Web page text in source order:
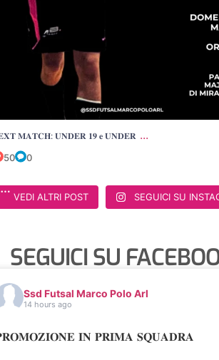
𝐌𝐀𝐓𝐂𝐇: 𝐔𝐍𝐃𝐄𝐑 𝟏𝟗 𝐞 𝐔𝐍𝐃𝐄𝐑 ...
50 0
VEDI ALTRI POST SEGUICI SU
SEGUICI SU
Ssd Futsal Marco Polo Arl
14 hours ago
𝐈𝐍 𝐏𝐑𝐈𝐌𝐀 𝐒𝐐𝐔𝐀𝐃𝐑𝐀